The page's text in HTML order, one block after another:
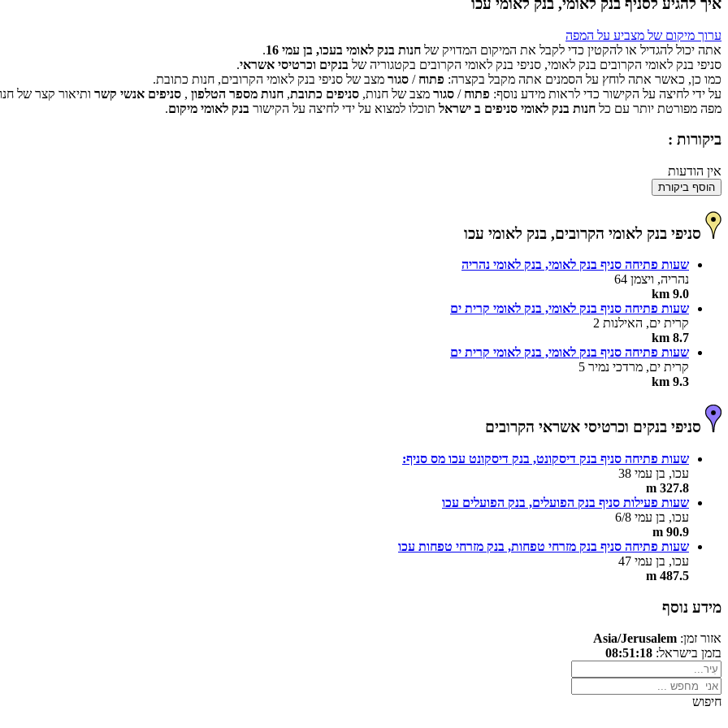
איך להגיע לסניף בנק לאומי, בנק לאומי עכו
‏דף זה לא יכול לטעון את מפות Google כראוי.
האם האתר הזה בבעלותך?
ערוך מיקום של מצביע על המפה
אתה יכול להגדיל או להקטין כדי לקבל את המיקום המדויק של חנות בנק לאומי בעכו, בן עמי 16
.
סניפי בנק לאומי הקרובים בנק לאומי, סניפי בנק לאומי הקרובים בקטגוריה של בנקים וכרטיסי אשראי.
כמו כן, כאשר אתה לוחץ על הסמנים אתה מקבל בקצרה: פתוח / סגור מצב של סניפי בנק לאומי הקרובים, חנות כתובת.
על ידי לחיצה על הקישור כדי לראות מידע נוסף: פתוח / סגור מצב של חנות, סניפים כתובת, חנות מספר הטלפון , סניפים אנשי קשר ותיאור קצר של
מפה מפורטת יותר עם כל חנות בנק לאומי סניפים ב ישראל תוכלו למצוא על ידי לחיצה על הקישור בנק לאומי מיקום.
ביקורות :
אין הודעות
הוסף ביקורת
סניפי בנק לאומי הקרובים, בנק לאומי עכו
שעות פתיחה סניף בנק לאומי, בנק לאומי נהריה
נהריה, ויצמן 64
9.0 km
שעות פתיחה סניף בנק לאומי, בנק לאומי קרית ים
קרית ים, האילנות 2
8.7 km
שעות פתיחה סניף בנק לאומי, בנק לאומי קרית ים
קרית ים, מרדכי נמיר 5
9.3 km
סניפי בנקים וכרטיסי אשראי הקרובים
שעות פתיחה סניף בנק דיסקונט, בנק דיסקונט עכו מס סניף:
עכו, בן עמי 38
327.8 m
שעות פעילות סניף בנק הפועלים, בנק הפועלים עכו
עכו, בן עמי 6/8
90.9 m
שעות פתיחה סניף בנק מזרחי טפחות, בנק מזרחי טפחות עכו
עכו, בן עמי 47
487.5 m
מידע נוסף
אזור זמן: Asia/Jerusalem
בזמן בישראל: 08:51:18
חיפוש